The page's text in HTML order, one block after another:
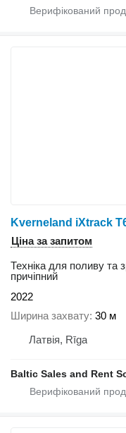
Kverneland iXtrack
Ціна за запитом
Техніка для поливу та
причіпний
2022
Ширина захвату 30 м
Латвія, Rīga
Baltic Sales and Rent